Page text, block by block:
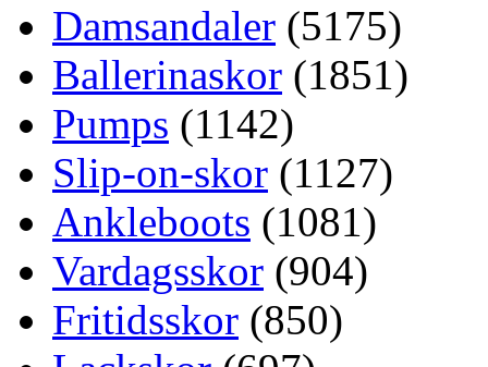
Damsandaler (5175)
Ballerinaskor (1851)
Pumps (1142)
Slip-on-skor (1127)
Ankleboots (1081)
Vardagsskor (904)
Fritidsskor (850)